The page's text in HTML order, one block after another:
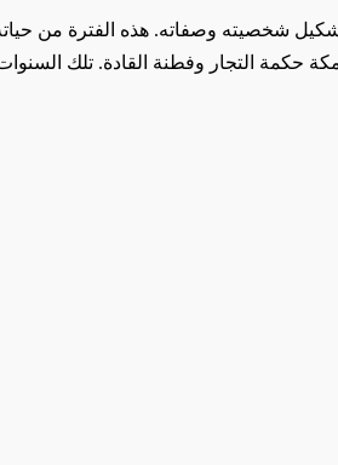
شخصيته وصفاته. هذه الفترة من حياته
حكمة التجار وفطنة القادة. تلك